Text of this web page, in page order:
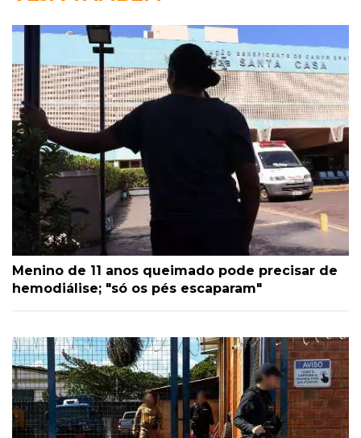
Menino de 11 anos queimado pode precisar de
hemodiálise; "só os pés escaparam"